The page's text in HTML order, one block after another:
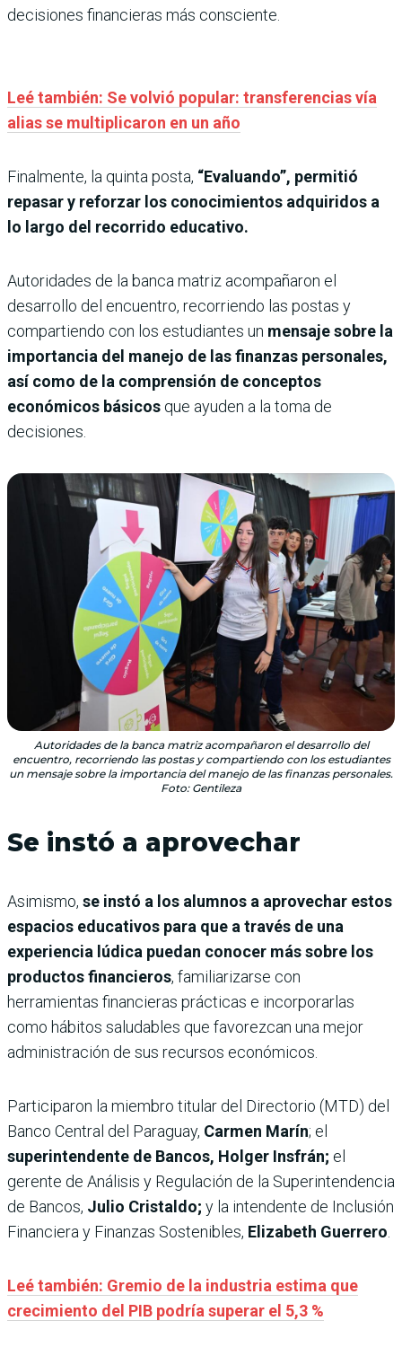
decisiones financieras más consciente.
Leé también: Se volvió popular: transferencias vía
alias se multiplicaron en un año
Finalmente, la quinta posta, “Evaluando”, permitió
repasar y reforzar los conocimientos adquiridos a
lo largo del recorrido educativo.
Autoridades de la banca matriz acompañaron el
desarrollo del encuentro, recorriendo las postas y
compartiendo con los estudiantes un mensaje sobre la
importancia del manejo de las finanzas personales,
así como de la comprensión de conceptos
económicos básicos que ayuden a la toma de
decisiones.
Autoridades de la banca matriz acompañaron el desarrollo del
encuentro, recorriendo las postas y compartiendo con los estudiantes
un mensaje sobre la importancia del manejo de las finanzas personales.
Foto: Gentileza
Se instó a aprovechar
Asimismo, se instó a los alumnos a aprovechar estos
espacios educativos para que a través de una
experiencia lúdica puedan conocer más sobre los
productos financieros, familiarizarse con
herramientas financieras prácticas e incorporarlas
como hábitos saludables que favorezcan una mejor
administración de sus recursos económicos.
Participaron la miembro titular del Directorio (MTD) del
Banco Central del Paraguay, Carmen Marín; el
superintendente de Bancos, Holger Insfrán; el
gerente de Análisis y Regulación de la Superintendencia
de Bancos, Julio Cristaldo; y la intendente de Inclusión
Financiera y Finanzas Sostenibles, Elizabeth Guerrero.
Leé también: Gremio de la industria estima que
crecimiento del PIB podría superar el 5,3 %